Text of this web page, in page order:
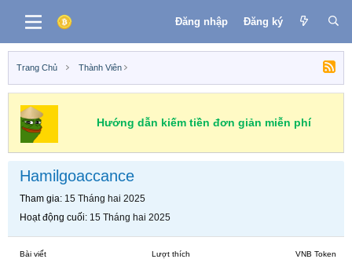
Đăng nhập Đăng ký
Trang Chủ Thành Viên
Hướng dẫn kiếm tiền đơn giản miễn phí
Hamilgoaccance
Tham gia 15 Tháng hai 2025
Hoạt động cuối 15 Tháng hai 2025
Bài viết Lượt thích VNB Token